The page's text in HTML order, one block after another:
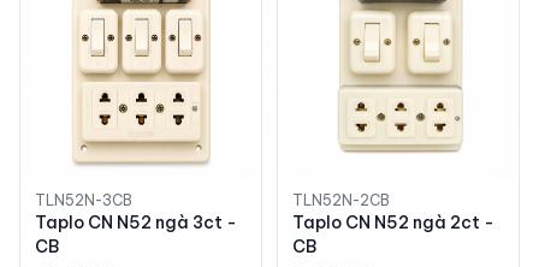
TLN52N-3CB
Taplo CN N52 ngà 3ct -
CB
TLN52N-2CB
Taplo CN N52 ngà 2ct -
CB